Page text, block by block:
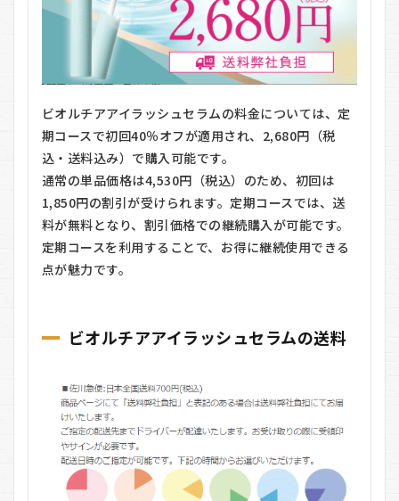
ビオルチアアイラッシュセラムの料金については、定
期コースで初回40％オフが適用され、2,680円（税
込・送料込み）で購入可能です。
通常の単品価格は4,530円（税込）のため、初回は
1,850円の割引が受けられます。定期コースでは、送
料が無料となり、割引価格での継続購入が可能です。
定期コースを利用することで、お得に継続使用できる
点が魅力です。
ビオルチアアイラッシュセラムの送料